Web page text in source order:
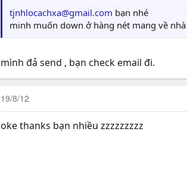
tjnhlocachxa@gmail.com bạn nhé
minh muốn down ở hàng nét mang về
mình đả send , bạn check email đi.
19/8/12
oke thanks bạn nhiều zzzzzzzzz